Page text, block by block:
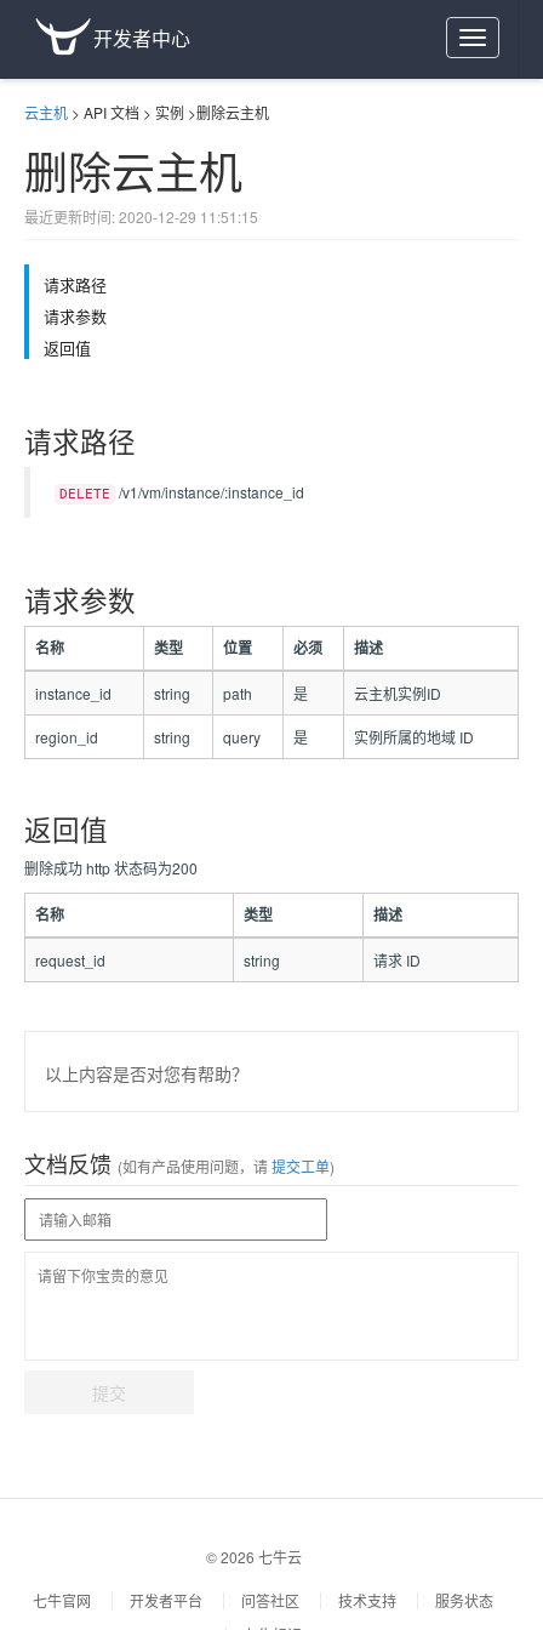
Toggle
navigation
开发者中心
云主机 > API 文档 > 实例 >删除云主机
删除云主机
最近更新时间: 2020-12-29 11:51:15
请求路径
请求参数
返回值
请求路径
DELETE /v1/vm/instance/:instance_id
请求参数
名称 类型 位置 必须 描述
instance_id string path 是 云主机实例ID
region_id string query 是 实例所属的地域 ID
返回值
删除成功 http 状态码为200
名称 类型 描述
request_id string 请求 ID
以上内容是否对您有帮助？
文档反馈 (如有产品使用问题，请提交工单)
提交
© 2026 七牛云
七牛官网 开发者平台 问答社区 技术支持
服务状态